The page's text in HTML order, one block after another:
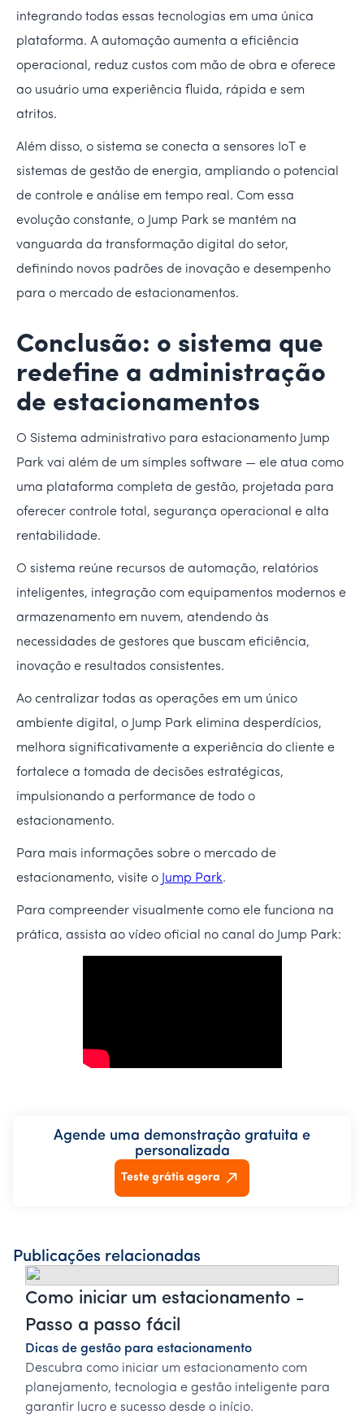
integrando todas essas tecnologias em uma única
plataforma. A automação aumenta a eficiência
operacional, reduz custos com mão de obra e oferece
ao usuário uma experiência fluida, rápida e sem
atritos.
Além disso, o sistema se conecta a sensores IoT e
sistemas de gestão de energia, ampliando o potencial
de controle e análise em tempo real. Com essa
evolução constante, o Jump Park se mantém na
vanguarda da transformação digital do setor,
definindo novos padrões de inovação e desempenho
para o mercado de estacionamentos.
Conclusão: o sistema que
redefine a administração
de estacionamentos
O Sistema administrativo para estacionamento Jump
Park vai além de um simples software — ele atua como
uma plataforma completa de gestão, projetada para
oferecer controle total, segurança operacional e alta
rentabilidade.
O sistema reúne recursos de automação, relatórios
inteligentes, integração com equipamentos modernos e
armazenamento em nuvem, atendendo às
necessidades de gestores que buscam eficiência,
inovação e resultados consistentes.
Ao centralizar todas as operações em um único
ambiente digital, o Jump Park elimina desperdícios,
melhora significativamente a experiência do cliente e
fortalece a tomada de decisões estratégicas,
impulsionando a performance de todo o
estacionamento.
Para mais informações sobre o mercado de
estacionamento, visite o Jump Park.
Para compreender visualmente como ele funciona na
prática, assista ao vídeo oficial no canal do Jump Park:
Agende uma demonstração gratuita e
personalizada
Teste grátis agora
Publicações relacionadas
Como iniciar um estacionamento -
Passo a passo fácil
Dicas de gestão para estacionamento
Descubra como iniciar um estacionamento com
planejamento, tecnologia e gestão inteligente para
garantir lucro e sucesso desde o início.